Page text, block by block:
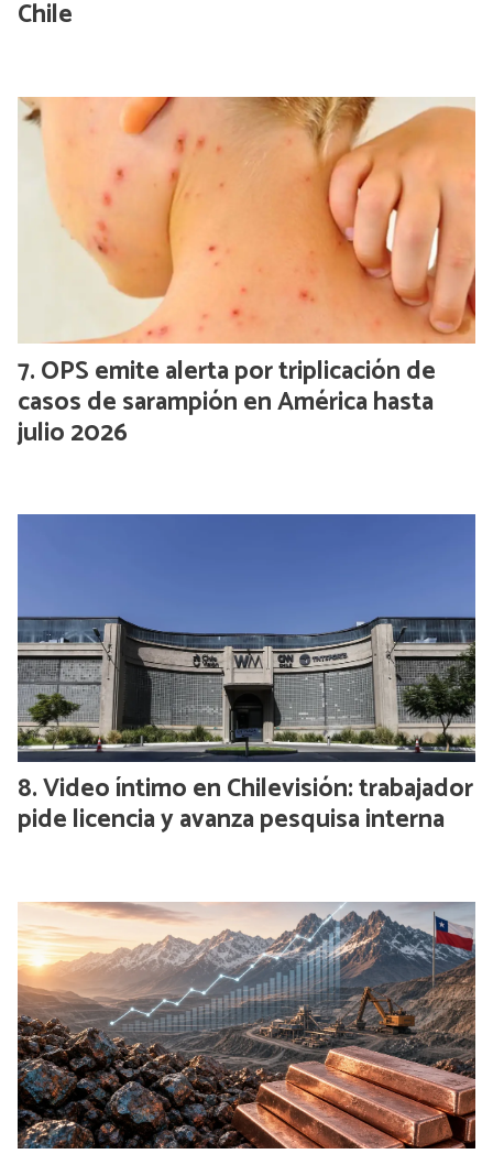
Chile
OPS emite alerta por triplicación de
casos de sarampión en América hasta
julio 2026
Video íntimo en Chilevisión: trabajador
pide licencia y avanza pesquisa interna